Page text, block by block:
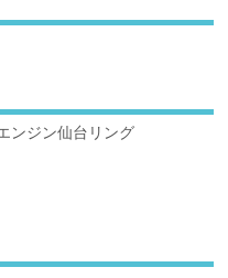
ンジン仙台リング